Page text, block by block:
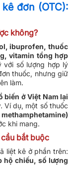
đơn (OTC):
không?
ibuprofen, thuốc
vitamin tổng hợp
số lượng hợp lý
thuốc, nhưng giữ
làm.
biến ở Việt Nam lại
. Ví dụ, một số thuốc
khi mang.
bắt buộc
liệt kê ở phần trên:
hộ chiếu, số lượng